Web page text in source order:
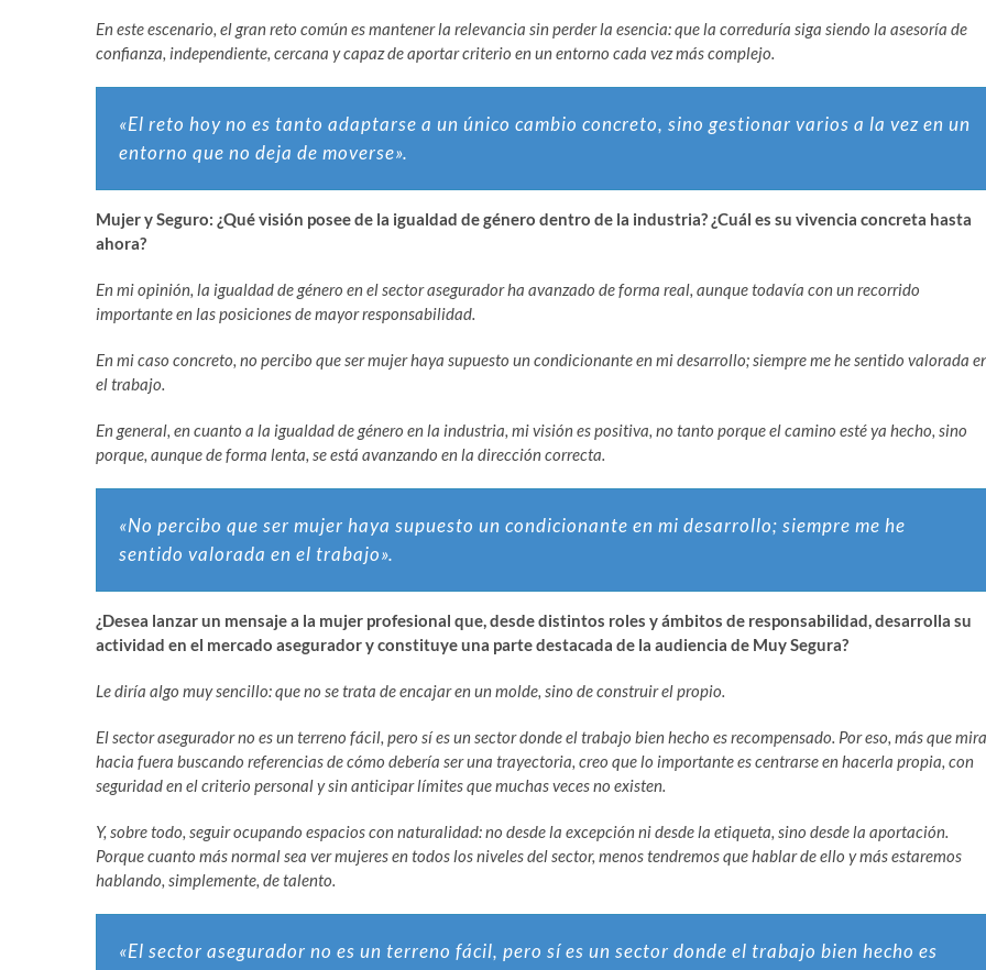
En este escenario, el gran reto común es mantener la relevancia sin perder la esencia: que la correduría siga siendo la asesoría de
confianza, independiente, cercana y capaz de aportar criterio en un entorno cada vez más complejo.
«El reto hoy no es tanto adaptarse a un único cambio concreto, sino gestionar varios a la vez en un
entorno que no deja de moverse».
Mujer y Seguro: ¿Qué visión posee de la igualdad de género dentro de la industria? ¿Cuál es su vivencia concreta hasta
ahora?
En mi opinión, la igualdad de género en el sector asegurador ha avanzado de forma real, aunque todavía con un recorrido
importante en las posiciones de mayor responsabilidad.
En mi caso concreto, no percibo que ser mujer haya supuesto un condicionante en mi desarrollo; siempre me he sentido valorada
el trabajo.
En general, en cuanto a la igualdad de género en la industria, mi visión es positiva, no tanto porque el camino esté ya hecho, sino
porque, aunque de forma lenta, se está avanzando en la dirección correcta.
«No percibo que ser mujer haya supuesto un condicionante en mi desarrollo; siempre me he
sentido valorada en el trabajo».
¿Desea lanzar un mensaje a la mujer profesional que, desde distintos roles y ámbitos de responsabilidad, desarrolla su
actividad en el mercado asegurador y constituye una parte destacada de la audiencia de Muy Segura?
Le diría algo muy sencillo: que no se trata de encajar en un molde, sino de construir el propio.
El sector asegurador no es un terreno fácil, pero sí es un sector donde el trabajo bien hecho es recompensado. Por eso, más que
hacia fuera buscando referencias de cómo debería ser una trayectoria, creo que lo importante es centrarse en hacerla propia, con
seguridad en el criterio personal y sin anticipar límites que muchas veces no existen.
Y, sobre todo, seguir ocupando espacios con naturalidad: no desde la excepción ni desde la etiqueta, sino desde la aportación.
Porque cuanto más normal sea ver mujeres en todos los niveles del sector, menos tendremos que hablar de ello y más estaremos
hablando, simplemente, de talento.
«El sector asegurador no es un terreno fácil, pero sí es un sector donde el trabajo bien hecho es